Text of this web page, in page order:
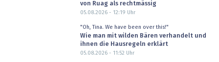
von Ruag als rechtmässig
05.08.2026 - 12:19 Uhr
"Oh, Tina. We have been over this!"
Wie man mit wilden Bären verhandelt und
ihnen die Hausregeln erklärt
05.08.2026 - 11:52 Uhr